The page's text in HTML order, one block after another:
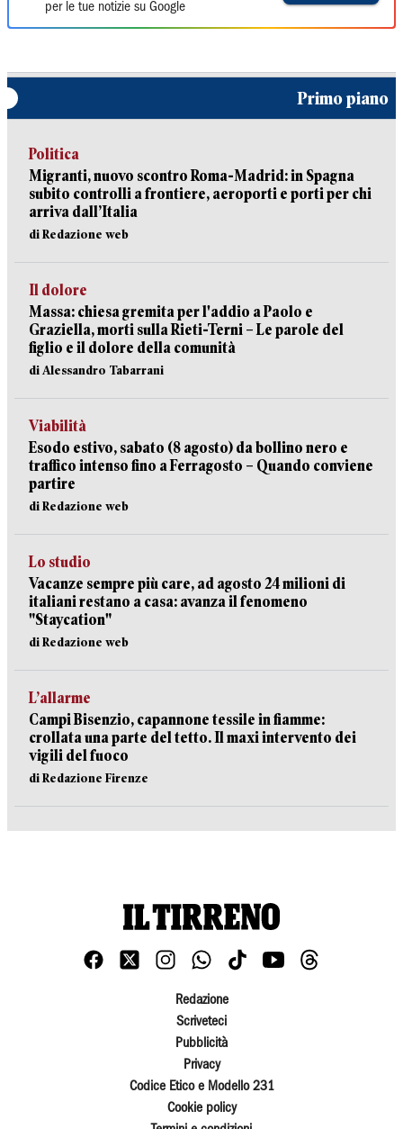
per le tue notizie su Google
Primo piano
Politica
Migranti, nuovo scontro Roma-Madrid: in Spagna
subito controlli a frontiere, aeroporti e porti per chi
arriva dall’Italia
di Redazione web
Il dolore
Massa: chiesa gremita per l'addio a Paolo e
Graziella, morti sulla Rieti-Terni – Le parole del
figlio e il dolore della comunità
di Alessandro Tabarrani
Viabilità
Esodo estivo, sabato (8 agosto) da bollino nero e
traffico intenso fino a Ferragosto – Quando conviene
partire
di Redazione web
Lo studio
Vacanze sempre più care, ad agosto 24 milioni di
italiani restano a casa: avanza il fenomeno
"Staycation"
di Redazione web
L’allarme
Campi Bisenzio, capannone tessile in fiamme:
crollata una parte del tetto. Il maxi intervento dei
vigili del fuoco
di Redazione Firenze
Redazione
Scriveteci
Pubblicità
Privacy
Codice Etico e Modello 231
Cookie policy